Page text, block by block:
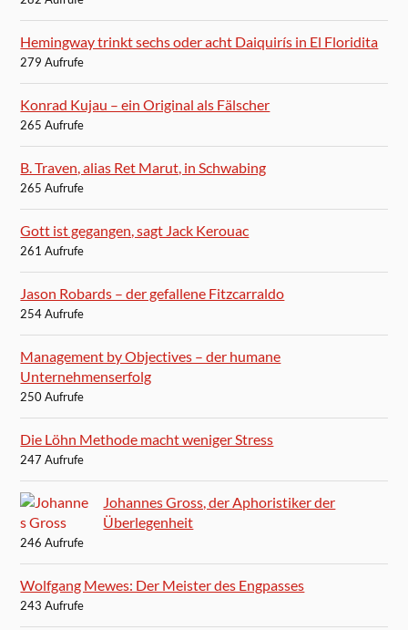
Hemingway trinkt sechs oder acht Daiquirís in El Floridita
279 Aufrufe
Konrad Kujau – ein Original als Fälscher
265 Aufrufe
B. Traven, alias Ret Marut, in Schwabing
265 Aufrufe
Gott ist gegangen, sagt Jack Kerouac
261 Aufrufe
Jason Robards – der gefallene Fitzcarraldo
254 Aufrufe
Management by Objectives – der humane
Unternehmenserfolg
250 Aufrufe
Die Löhn Methode macht weniger Stress
247 Aufrufe
Johannes Gross, der Aphoristiker der
Überlegenheit
246 Aufrufe
Wolfgang Mewes: Der Meister des Engpasses
243 Aufrufe